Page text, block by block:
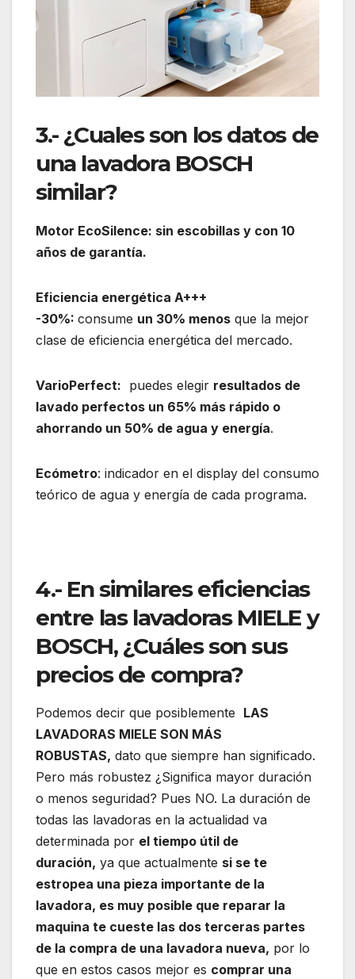
3.- ¿Cuales son los datos de
una lavadora BOSCH
similar?
Motor EcoSilence: sin escobillas y con 10
años de garantía.
Eficiencia energética A+++
-30%: consume un 30% menos que la mejor
clase de eficiencia energética del mercado.
VarioPerfect: puedes elegir resultados de
lavado perfectos un 65% más rápido o
ahorrando un 50% de agua y energía.
Ecómetro: indicador en el display del consumo
teórico de agua y energía de cada programa.
4.- En similares eficiencias
entre las lavadoras MIELE y
BOSCH, ¿Cuáles son sus
precios de compra?
Podemos decir que posiblemente LAS
LAVADORAS MIELE SON MÁS
ROBUSTAS, dato que siempre han significado.
Pero más robustez ¿Significa mayor duración
o menos seguridad? Pues NO. La duración de
todas las lavadoras en la actualidad va
determinada por el tiempo útil de
duración, ya que actualmente si se te
estropea una pieza importante de la
lavadora, es muy posible que reparar la
maquina te cueste las dos terceras partes
de la compra de una lavadora nueva, por lo
que en estos casos mejor es comprar una